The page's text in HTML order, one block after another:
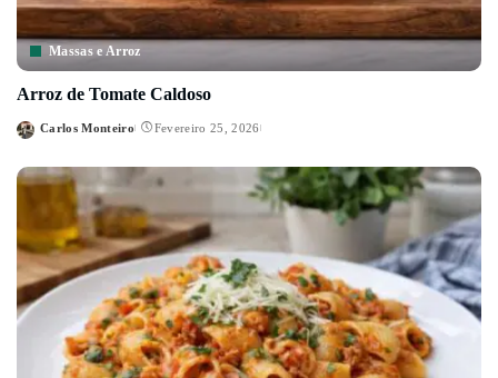
Massas e Arroz
Arroz de Tomate Caldoso
Posted
Carlos Monteiro Fevereiro 25, 2026